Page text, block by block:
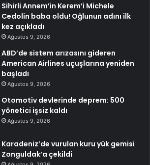
Sihirli Annem’in Kerem’i Michele
Cedolin baba oldu! Oğlunun adını ilk
kez açıkladı
Ağustos 9, 2026
ABD’de sistem arızasını gideren
American Airlines uçuşlarına yeniden
başladı
Ağustos 9, 2026
Otomotiv devlerinde deprem: 500
yönetici işsiz kaldı
Ağustos 9, 2026
Karadeniz’de vurulan kuru yük gemisi
Zonguldak’a çekildi